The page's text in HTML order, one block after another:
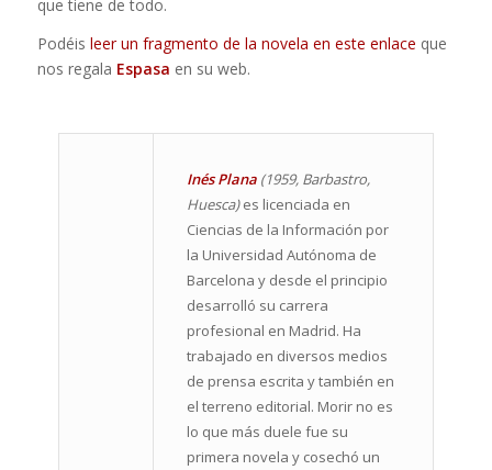
que tiene de todo.
Podéis leer un fragmento de la novela en este enlace que
nos regala Espasa en su web.
Inés Plana(1959, Barbastro,
Huesca)es licenciada en
Ciencias de la Información por
la Universidad Autónoma de
Barcelona y desde el principio
desarrolló su carrera
profesional en Madrid. Ha
trabajado en diversos medios
de prensa escrita y también en
el terreno editorial. Morir no es
lo que más duele fue su
primera novela y cosechó un